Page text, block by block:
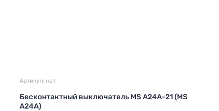
Артикул: нет
Бесконтактный выключатель MS A24A-21 (MS
A24A)